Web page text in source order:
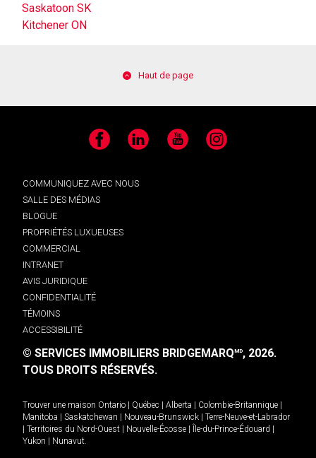
Saskatoon SK
Kitchener ON
Haut de page
Facebook LinkedIn YouTube Instagram
COMMUNIQUEZ AVEC NOUS
SALLE DES MÉDIAS
BLOGUE
PROPRIÉTÉS LUXUEUSES
COMMERCIAL
INTRANET
AVIS JURIDIQUE
CONFIDENTIALITÉ
TÉMOINS
ACCESSIBILITÉ
© SERVICES IMMOBILIERS BRIDGEMARQMD, 2026.
TOUS DROITS RÉSERVÉS.
Trouver une maison Ontario | Québec | Alberta | Colombie-Britannique |
Manitoba | Saskatchewan | Nouveau-Brunswick | Terre-Neuve-et-Labrador
| Territoires du Nord-Ouest | Nouvelle-Écosse | Île-du-Prince-Édouard |
Yukon | Nunavut.